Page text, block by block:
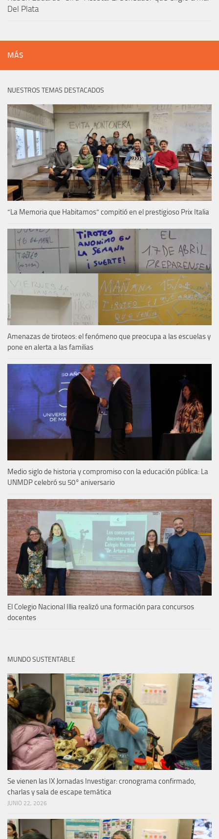
Del Plata
MÁS
NUESTROS TEMAS DESTACADOS
“La Memoria que Habitamos” compitió en el prestigioso Prix Italia
Amenazas de tiroteos: el fenómeno que preocupa a las escuelas y
pone en alerta a las familias
Medio siglo de historia y compromiso con la educación pública: La
UNMDP celebró su 50° aniversario
El Colegio Nacional Illia realizó una formación para concursos
docentes
MUNDO SUSTENTABLE
Se vienen las IX Jornadas Investigar: cronograma confirmado,
charlas y sala de escape temática
JUNIO 22, 2026